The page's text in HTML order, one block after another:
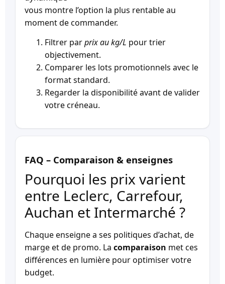
vous montre l’option la plus rentable au
moment de commander.
Filtrer parprix au kg/L pour trier
objectivement.
Comparer les lots promotionnels avec le
format standard.
Regarder la disponibilité avant de valider
votre créneau.
FAQ – Comparaison & enseignes
Pourquoi les prix varient
entre Leclerc, Carrefour,
Auchan et Intermarché ?
Chaque enseigne a ses politiques d’achat, de
marge et de promo. La comparaison met ces
différences en lumière pour optimiser votre
budget.